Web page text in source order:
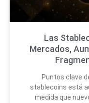
Las
Mercados,
Puntos clave
stablecoins está
medida que